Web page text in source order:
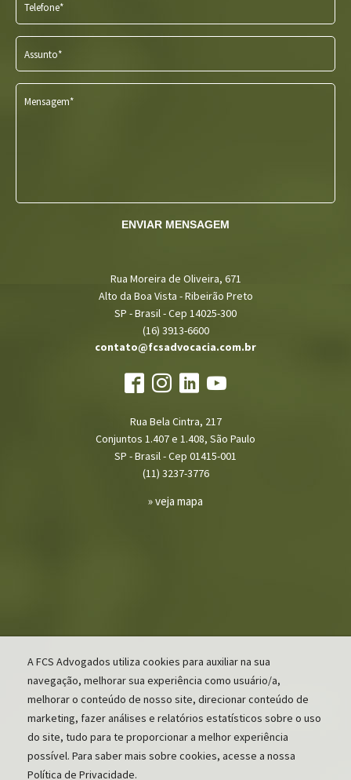
Rua Moreira de Oliveira, 671
Alto da Boa Vista - Ribeirão Preto
SP - Brasil - Cep 14025-300
(16) 3913-6600
contato@fcsadvocacia.com.br
Rua Bela Cintra, 217
Conjuntos 1.407 e 1.408, São Paulo
SP - Brasil - Cep 01415-001
(11) 3237-3776
» veja mapa
Telefone*
Assunto*
Mensagem*
ENVIAR MENSAGEM
A FCS Advogados utiliza cookies para auxiliar na sua
navegação, melhorar sua experiência como usuário/a,
melhorar o conteúdo de nosso site, direcionar conteúdo de
marketing, fazer análises e relatórios estatísticos sobre o uso
do site, tudo para te proporcionar a melhor experiência
possível. Para saber mais sobre cookies, acesse a nossa
Política de Privacidade.